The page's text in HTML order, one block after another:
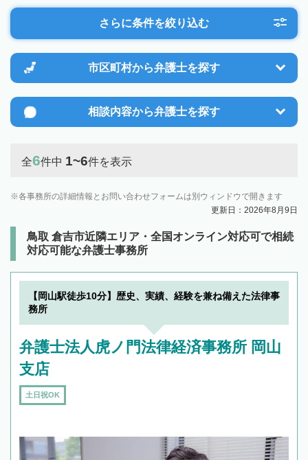
さらに条件を絞り込む
市区町村から弁護士を探す
相談内容から弁護士を探す
全6件中 1~6件を表示
各事務所の詳細情報とお問い合わせフォームは別ウィンドウで開きます
更新日：2026年8月9日
鳥取 倉吉市近隣エリア・全国オンライン対応可で相続
対応可能な弁護士事務所
【岡山駅徒歩10分】歴史、実績、経験を兼ね備えた法律事
務所
弁護士法人虎ノ門法律経済事務所 岡山
支店
土日祝OK